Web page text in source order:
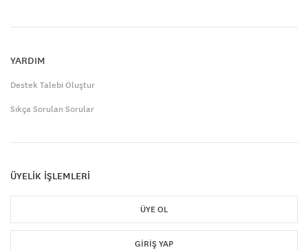
YARDIM
Destek Talebi Oluştur
Sıkça Sorulan Sorular
ÜYELİK İŞLEMLERİ
ÜYE OL
GIRIŞ YAP